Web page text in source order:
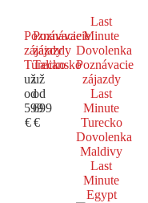
Poznávacie
zájazdy
Turecko
už
od
599
€
Poznávacie
zájazdy
Taliansko
už
od
699
€
Last
Minute
Dovolenka
Poznávacie
zájazdy
Last
Minute
Turecko
Dovolenka
Maldivy
Last
Minute
Egypt